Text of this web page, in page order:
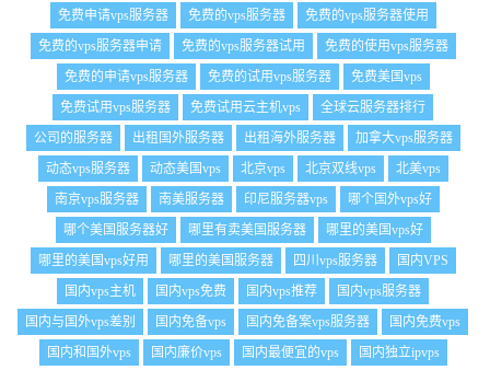
免费申请vps服务器
免费的vps服务器
免费的vps服务器使用
免费的vps服务器申请
免费的vps服务器试用
免费的使用vps服务器
免费的申请vps服务器
免费的试用vps服务器
免费美国vps
免费试用vps服务器
免费试用云主机vps
全球云服务器排行
公司的服务器
出租国外服务器 出租海外服务器
加拿大vps服务器
动态vps服务器
动态美国vps 北京vps 北京双线vps
北美vps
南京vps服务器
南美服务器 印尼服务器vps
哪个国外vps好
哪个美国服务器好
哪里有卖美国服务器
哪里的美国vps好
哪里的美国vps好用
哪里的美国服务器 四川vps服务器
国内VPS
国内vps主机
国内vps免费 国内vps推荐
国内vps服务器
国内与国外vps差别
国内免备vps 国内免备案vps服务器
国内免费vps
国内和国外vps
国内廉价vps 国内最便宜的vps
国内独立ipvps